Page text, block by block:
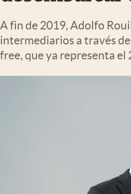
Eventos Corporativos
El Cronista Studio
Mediakit
A fin de 2019, Adolfo
intermediarios a través
free, que ya representa el